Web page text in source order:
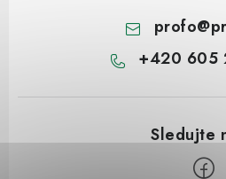
profo@
+420 605